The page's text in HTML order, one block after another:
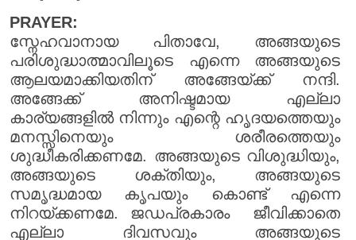
PRAYER:
സ്നേഹവാനായ പിതാവേ, അങ്ങയുടെ
പരിശുദ്ധാത്മാവിലൂടെ എന്നെ അങ്ങയുടെ
ആലയമാക്കിയതിന് അങ്ങേയ്ക്ക് നന്ദി.
അങ്ങേക്ക് അനിഷ്ടമായ എല്ലാ
കാര്യങ്ങളിൽ നിന്നും എന്റെ ഹൃദയത്തെയും
മനസ്സിനെയും ശരീരത്തെയും
ശുദ്ധീകരിക്കണമേ. അങ്ങയുടെ വിശുദ്ധിയും,
അങ്ങയുടെ ശക്തിയും, അങ്ങയുടെ
സമൃദ്ധമായ കൃപയും കൊണ്ട് എന്നെ
നിറയ്ക്കണമേ. ജഡപ്രകാരം ജീവിക്കാതെ
എല്ലാ ദിവസവും അങ്ങയുടെ